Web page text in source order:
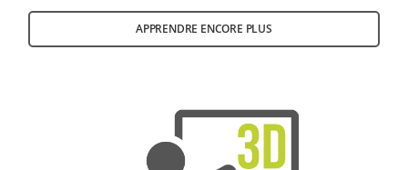
APPRENDRE ENCORE PLUS